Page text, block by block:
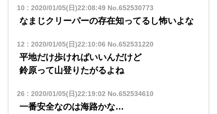
10 : 2020/01/05(日)22:08:49No.652530773
なまじクリーパーの存在知ってるし怖いよな
12 : 2020/01/05(日)22:10:06 No.652531220
平地だけ歩ければいいんだけど
鈴原って山登りたがるよね
26 : 2020/01/05(日)22:19:02 No.652534610
一番安全なのは海路かな…